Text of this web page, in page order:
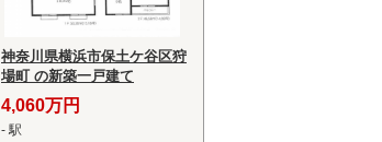
神奈川県横浜市保土ケ谷区狩
場町 の新築一戸建て
4,060万円
- 駅